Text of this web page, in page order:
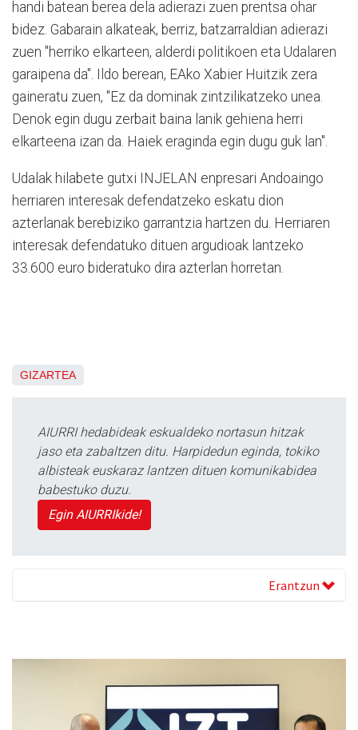
handi batean berea dela adierazi zuen prentsa ohar
bidez. Gabarain alkateak, berriz, batzarraldian adierazi
zuen "herriko elkarteen, alderdi politikoen eta Udalaren
garaipena da". Ildo berean, EAko Xabier Huitzik zera
gaineratu zuen, "Ez da dominak zintzilikatzeko unea.
Denok egin dugu zerbait baina lanik gehiena herri
elkarteena izan da. Haiek eraginda egin dugu guk lan".
Udalak hilabete gutxi INJELAN enpresari Andoaingo
herriaren interesak defendatzeko eskatu dion
azterlanak berebiziko garrantzia hartzen du. Herriaren
interesak defendatuko dituen argudioak lantzeko
33.600 euro bideratuko dira azterlan horretan.
GIZARTEA
AIURRI hedabideak eskualdeko nortasun hitzak
jaso eta zabaltzen ditu. Harpidedun eginda, tokiko
albisteak euskaraz lantzen dituen komunikabidea
babestuko duzu.
Egin AIURRIkide!
Erantzun